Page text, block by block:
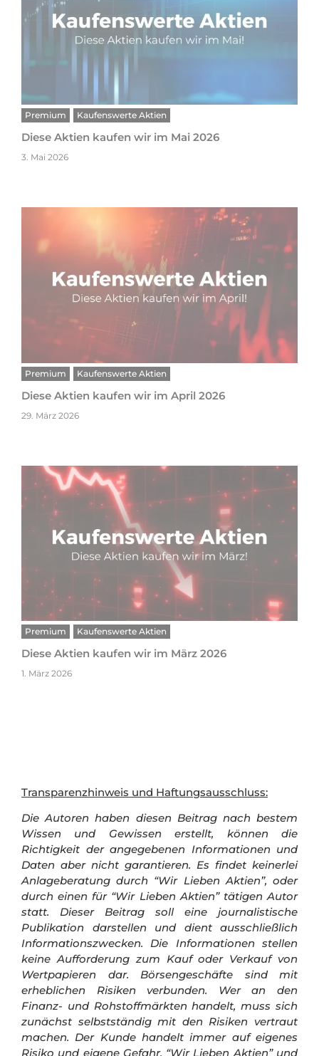
Premium Kaufenswerte Aktien
Diese Aktien kaufen wir im Mai 2026
3. Mai 2026
Premium Kaufenswerte Aktien
Diese Aktien kaufen wir im April 2026
29. März 2026
Premium Kaufenswerte Aktien
Diese Aktien kaufen wir im März 2026
1. März 2026
Kostenlos Crash-Ticker
Stryker Aktie Bewertung – Jetzt kaufen?
20. Januar 2026
Transparenzhinweis und Haftungsausschluss:
Die Autoren haben diesen Beitrag nach bestem
Wissen und Gewissen erstellt, können die